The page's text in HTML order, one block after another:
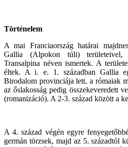
Történelem
A mai Franciaország határai
Gallia (Alpokon túli) területeivel,
Transalpina néven ismertek. A
éltek. A i. e. 1. században Gallia
Birodalom provinciája lett, a rómaiak
az őslakosság pedig összekeveredett
(romanizáció). A 2-3. század között a
A 4. század végén egyre
germán törzsek, majd az 5. századtól